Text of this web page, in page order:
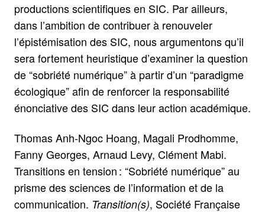
productions scientifiques en SIC. Par ailleurs,
dans l’ambition de contribuer à renouveler
l’épistémisation des SIC, nous argumentons qu’il
sera fortement heuristique d’examiner la question
de “sobriété numérique” à partir d’un “paradigme
écologique” afin de renforcer la responsabilité
énonciative des SIC dans leur action académique.
Thomas Anh-Ngoc Hoang, Magali Prodhomme,
Fanny Georges, Arnaud Levy, Clément Mabi.
Transitions en tension : “Sobriété numérique” au
prisme des sciences de l’information et de la
communication. Transition(s), Société Française